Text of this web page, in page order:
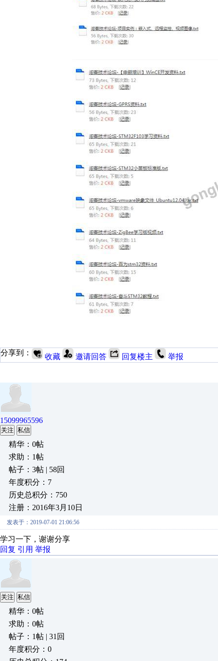
分享到： 收藏 邀请回答 回复楼主 举报
15099965596
关注 私信
精华：0帖
求助：1帖
帖子：3帖 | 58回
年度积分：7
历史总积分：750
注册：2016年3月10日
发表于：2019-07-01 21:06:56
学习一下，谢谢分享
回复 引用 举报
关注 私信
精华：0帖
求助：0帖
帖子：1帖 | 31回
年度积分：0